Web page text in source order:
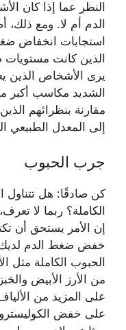
النظر عما إذا كان
الدم أم لا. ومع ذلك،
استجابات انخفاض
الذين كانت
يرى الأشخاص الذين
الشديد مكاسب أكبر
مقارنة بنظرائهم
إلى المعدل الطبيعي
جرب الحبوب
كن صادقًا: هل تتناول
الكاملة؟ ربما لا
إن الأمر يستحق أن
خفض ضغط الدم لديك.
الحبوب الكاملة مثل
من الأرز الأبيض
على المزيد من
على خفض